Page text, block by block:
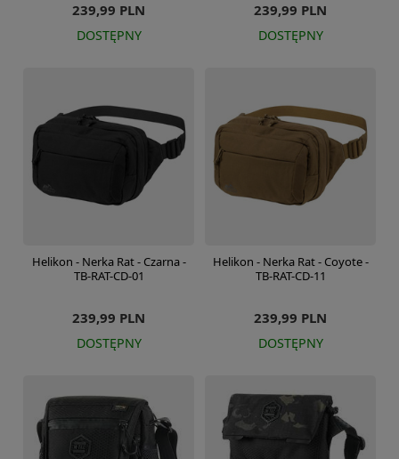
239,99 PLN
DOSTĘPNY
239,99 PLN
DOSTĘPNY
Helikon - Nerka Rat - Czarna -
TB-RAT-CD-01
239,99 PLN
DOSTĘPNY
Helikon - Nerka Rat - Coyote -
TB-RAT-CD-11
239,99 PLN
DOSTĘPNY